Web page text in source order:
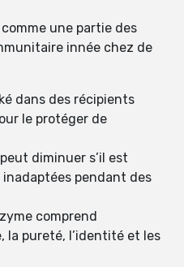
une partie des
innée chez de
dans des récipients
le protéger de
diminuer s’il est
pendant des
comprend
la pureté, l’identité et les